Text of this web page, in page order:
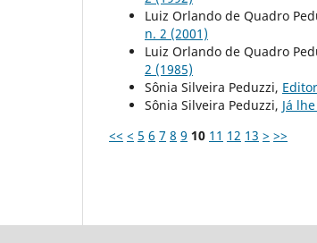
Luiz Orlando de Quadro
n. 2 (2001)
Luiz Orlando de Quadro
2 (1985)
Sônia Silveira Peduzzi,
Sônia Silveira Peduzzi, Já
<< < 5 6 7 8 9 10 11 12 13 > >>